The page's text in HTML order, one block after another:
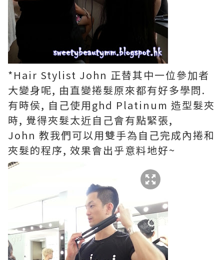
*Hair Stylist John 正替其中一位參加者
大變身呢, 由直變捲髮原來都有好多學問.
有時侯, 自己使用ghd Platinum 造型髮夾
時, 覺得夾髮太近自己會有點緊張,
John 教我們可以用雙手為自己完成內捲和
夾髮的程序, 效果會出乎意料地好~